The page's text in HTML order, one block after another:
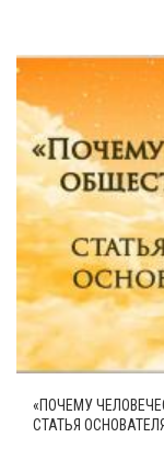
«ПОЧЕМУ
СТАТЬЯ